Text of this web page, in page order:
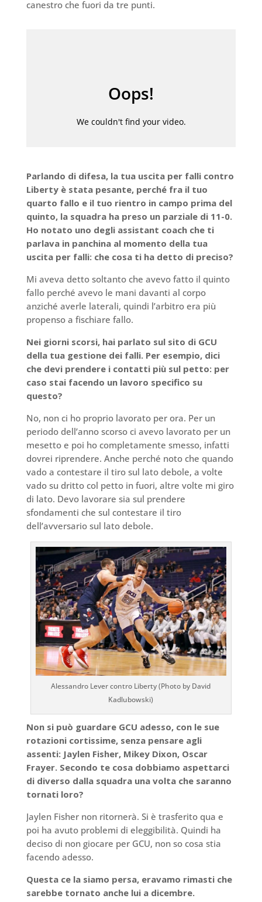
canestro che fuori da tre punti.
Parlando di difesa, la tua uscita per falli contro
Liberty è stata pesante, perché fra il tuo
quarto fallo e il tuo rientro in campo prima del
quinto, la squadra ha preso un parziale di 11-0.
Ho notato uno degli assistant coach che ti
parlava in panchina al momento della tua
uscita per falli: che cosa ti ha detto di preciso?
Mi aveva detto soltanto che avevo fatto il quinto
fallo perché avevo le mani davanti al corpo
anziché averle laterali, quindi l’arbitro era più
propenso a fischiare fallo.
Nei giorni scorsi, hai parlato sul sito di GCU
della tua gestione dei falli. Per esempio, dici
che devi prendere i contatti più sul petto: per
caso stai facendo un lavoro specifico su
questo?
No, non ci ho proprio lavorato per ora. Per un
periodo dell’anno scorso ci avevo lavorato per un
mesetto e poi ho completamente smesso, infatti
dovrei riprendere. Anche perché noto che quando
vado a contestare il tiro sul lato debole, a volte
vado su dritto col petto in fuori, altre volte mi giro
di lato. Devo lavorare sia sul prendere
sfondamenti che sul contestare il tiro
dell’avversario sul lato debole.
Alessandro Lever contro Liberty (Photo by David
Kadlubowski)
Non si può guardare GCU adesso, con le sue
rotazioni cortissime, senza pensare agli
assenti: Jaylen Fisher, Mikey Dixon, Oscar
Frayer. Secondo te cosa dobbiamo aspettarci
di diverso dalla squadra una volta che saranno
tornati loro?
Jaylen Fisher non ritornerà. Si è trasferito qua e
poi ha avuto problemi di eleggibilità. Quindi ha
deciso di non giocare per GCU, non so cosa stia
facendo adesso.
Questa ce la siamo persa, eravamo rimasti che
sarebbe tornato anche lui a dicembre.